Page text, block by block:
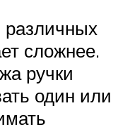
различных
сложнее.
ручки
один или